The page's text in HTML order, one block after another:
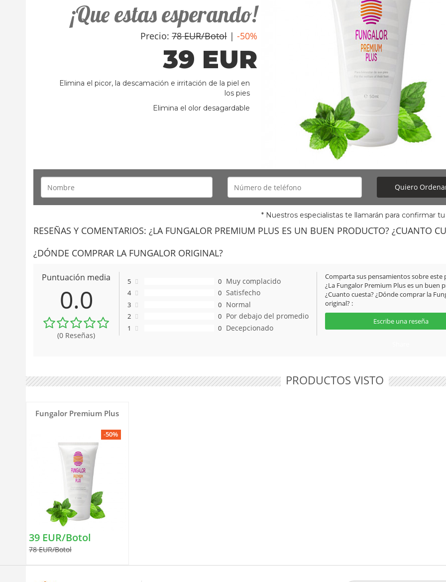
¡Que estas esperando!
Precio: 78 EUR/Botol | -50%
39 EUR
Elimina el picor, la descamación e irritación de la piel en
los pies
Elimina el olor desagardable
Quiero
* Nuestros especialistas te llamarán para confirmar tu
RESEÑAS Y COMENTARIOS: ¿LA FUNGALOR PREMIUM PLUS ES UN BUEN PRODUCTO? ¿CUANTO
¿DÓNDE COMPRAR LA FUNGALOR ORIGINAL?
Puntuación media
0.0
(0 Reseñas)
5 0 Muy complacido
4 0 Satisfecho
3 0 Normal
2 0 Por debajo del promedio
1 0 Decepcionado
Comparta sus pensamientos sobre este
¿La Fungalor Premium Plus es un buen
¿Cuanto cuesta? ¿Dónde comprar la
original? :
Escribe una reseña
PRODUCTOS VISTO
Fungalor Premium Plus
39 EUR/Botol
78 EUR/Botol
-50%